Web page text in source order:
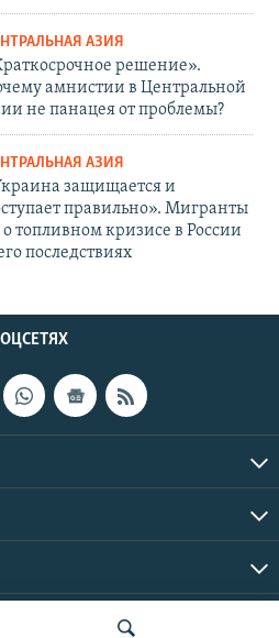
АЗИЯ
решение».
амнистии в Центральной
не панацея от проблемы?
АЗИЯ
защищается и
правильно». Мигранты
топливном кризисе в России
последствиях
RFE/RL, Inc. | Все права защищены.